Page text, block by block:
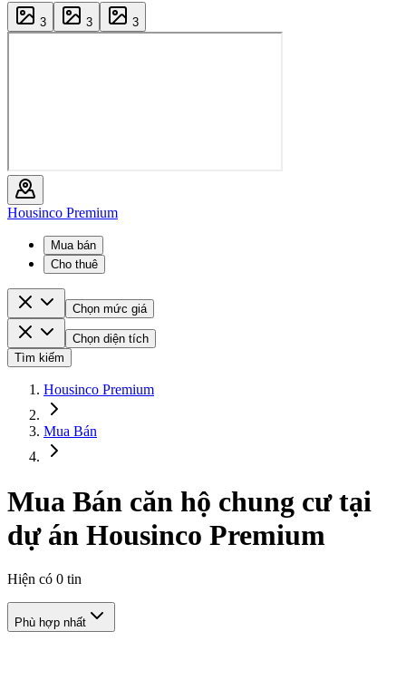
3 3 3
Housinco Premium
Mua bán
Cho thuê
Chọn mức giá
Chọn diện tích
Tìm kiếm
Housinco Premium
Mua Bán
Mua Bán căn hộ chung cư tại
dự án Housinco Premium
Hiện có 0 tin
Phù hợp nhất